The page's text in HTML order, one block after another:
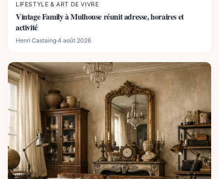
LIFESTYLE & ART DE VIVRE
Vintage Family à Mulhouse réunit adresse, horaires et
activité
Henri Castaing·4 août 2026